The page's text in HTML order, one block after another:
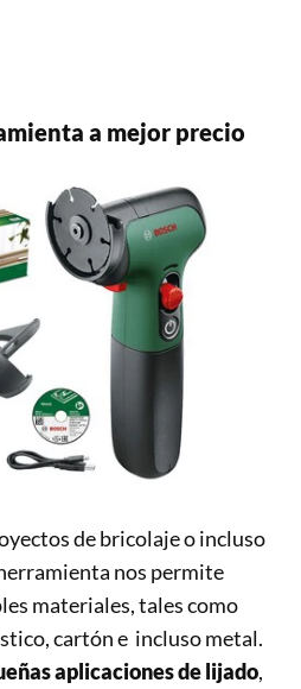
a mejor precio
de bricolaje o incluso
nos permite
materiales, tales como
cartón e incluso metal.
aplicaciones de lijado,